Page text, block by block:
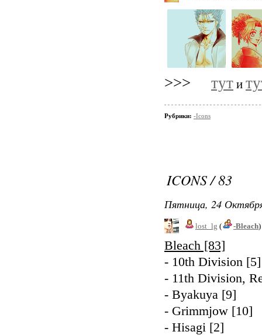
>>> тут и
Рубрики: -Icons
ICONS / 83
Пятница, 24
lost_lg ( -Bleach)
Bleach [83]
- 10th Division [5]
- 11th Division,
- Byakuya [9]
- Grimmjow [10]
- Hisagi [2]